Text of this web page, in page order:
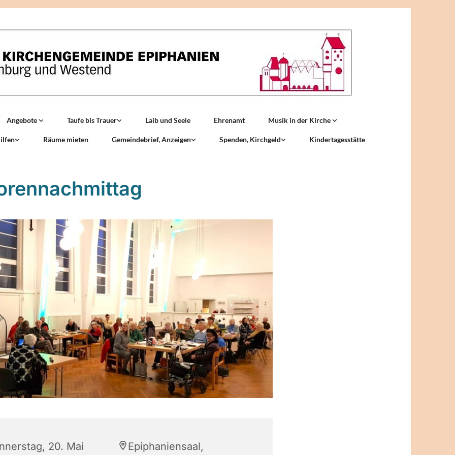
Angebote Taufe bis Trauer Laib und Seele Ehrenamt Musik in der Kirche
Räume mieten Gemeindebrief, Anzeigen Spenden, Kirchgeld Kindertagesstätte
20. Mai Epiphaniensaal,